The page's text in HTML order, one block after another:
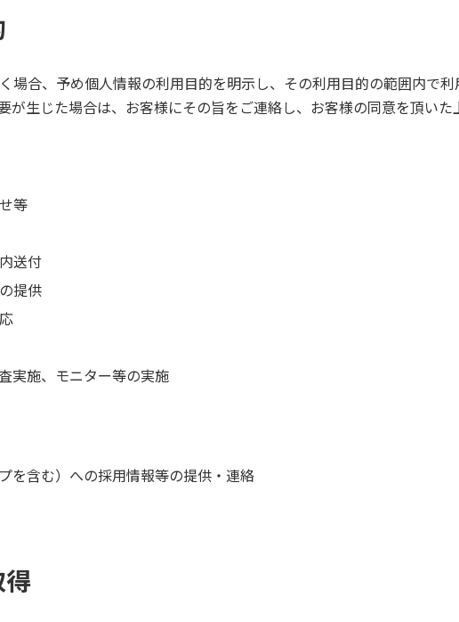
場合、予め個人情報の利用目的を明示し、その利用目的の範囲内で
が生じた場合は、お客様にその旨をご連絡し、お客様の同意を頂い
等
送付
提供
実施、モニター等の実施
を含む）への採用情報等の提供・連絡
得